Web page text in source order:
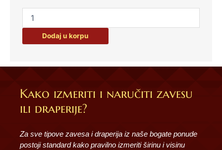
Dodaj u korpu
Kako izmeriti i naručiti zavesu
ili draperije?
Za sve tipove zavesa i draperija iz naše bogate ponude
postoji standard kako pravilno izmeriti širinu i visinu